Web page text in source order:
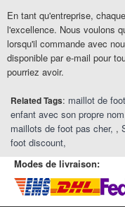
En tant qu'entreprise,
l'excellence. Nous voulons
lorsqu'il commande avec
disponible par e-mail pour
pourriez avoir.
Related Tags: maillot de
enfant avec son propre nom
maillots de foot pas cher ,
foot discount
Modes de livraison: